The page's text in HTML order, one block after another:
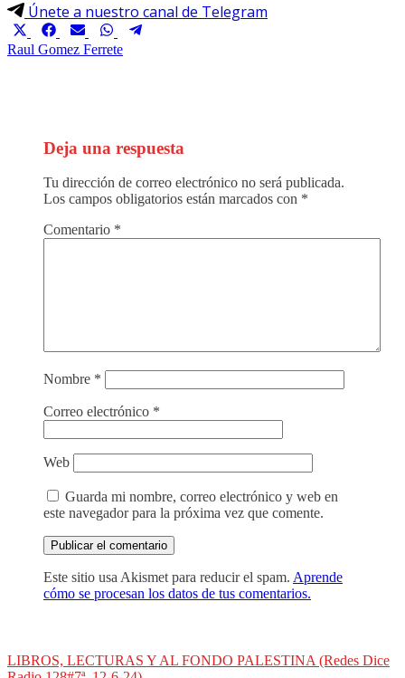
Únete a nuestro canal de Telegram
Compartir
en
Compartir
en
Compartir
en
Compartir
en
Raul Gomez Ferrete
Deja una respuesta
Tu dirección de correo electrónico no será publicada.
Los campos obligatorios están marcados con *
Comentario *
Nombre *
Correo electrónico *
Web
Guarda mi nombre, correo electrónico y web en
este navegador para la próxima vez que comente.
Este sitio usa Akismet para reducir el spam. Aprende
cómo se procesan los datos de tus comentarios.
Navegación
LIBROS, LECTURAS Y AL FONDO PALESTINA (Redes Dice